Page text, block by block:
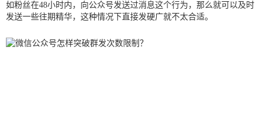
如粉丝在48小时内，向公众号发送过消息这个行为，那么就可以及时
发送一些往期精华，这种情况下直接发硬广就不太合适。